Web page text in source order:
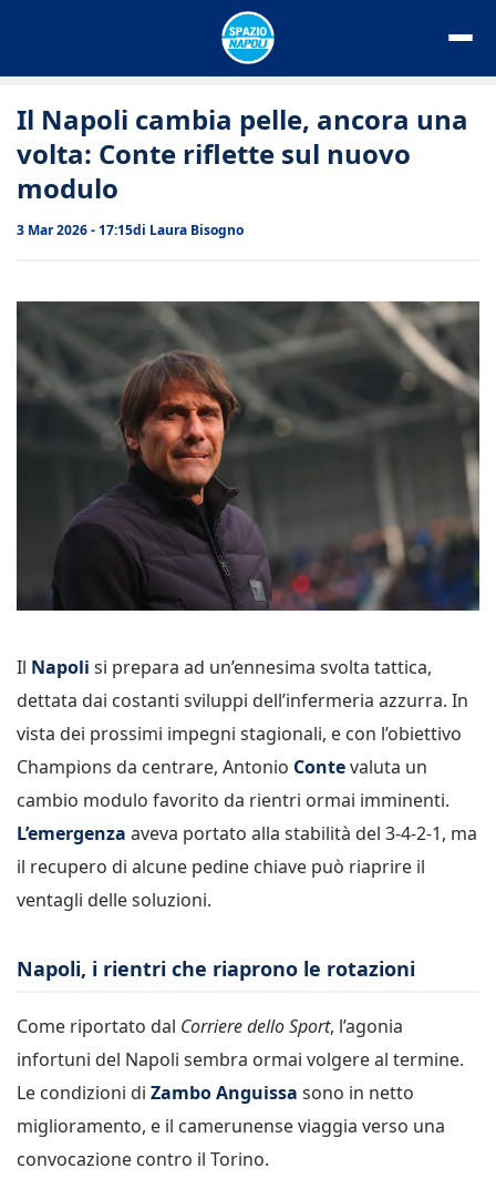
Il Napoli cambia pelle, ancora una
volta: Conte riflette sul nuovo
modulo
3 Mar 2026 - 17:15di Laura Bisogno
Il Napoli si prepara ad un’ennesima svolta tattica,
dettata dai costanti sviluppi dell’infermeria azzurra. In
vista dei prossimi impegni stagionali, e con l’obiettivo
Champions da centrare, Antonio Contevaluta un
cambio modulo favorito da rientri ormai imminenti.
L’emergenza aveva portato alla stabilità del 3-4-2-1, ma
il recupero di alcune pedine chiave può riaprire il
ventagli delle soluzioni.
Napoli, i rientri che riaprono le rotazioni
Come riportato dal Corriere dello Sport, l’agonia
infortuni del Napoli sembra ormai volgere al termine.
Le condizioni di Zambo Anguissa sono in netto
miglioramento, e il camerunense viaggia verso una
convocazione contro il Torino.